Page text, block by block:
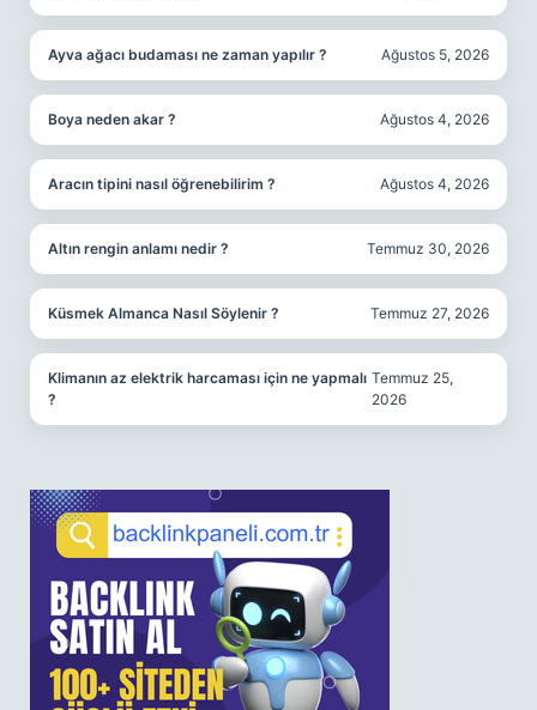
Ayva ağacı budaması ne zaman yapılır ? Ağustos 5, 2026
Boya neden akar ? Ağustos 4, 2026
Aracın tipini nasıl öğrenebilirim ? Ağustos 4, 2026
Altın rengin anlamı nedir ? Temmuz 30, 2026
Küsmek Almanca Nasıl Söylenir ? Temmuz 27, 2026
Klimanın az elektrik harcaması için ne yapmalı
?
Temmuz 25,
2026